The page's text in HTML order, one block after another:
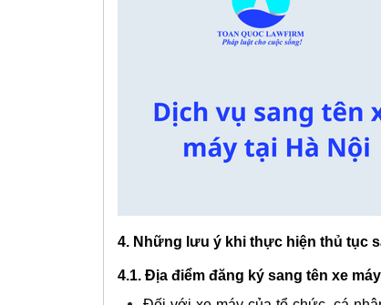
4. Những lưu ý khi thực hiện thủ tục
4.1. Địa điểm đăng ký sang tên xe